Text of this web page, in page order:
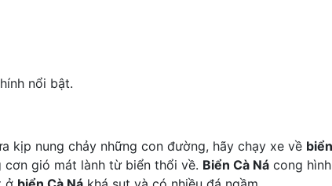
nổi bật.
kịp nung chảy những con đường, hãy chạy xe về
gió mát lành từ biển thổi về. Biển Cà Ná cong